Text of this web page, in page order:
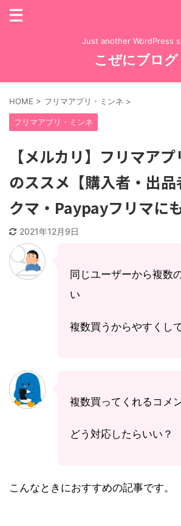
Just another WordPress
こぜにブログ
HOME > フリマアプリ・ミンネ >
フリマアプリ・ミンネ
【メルカリ】フリマア
のススメ【購入者・出
クマ・Paypayフリマに
2021年12月9日
同じユーザーから複数
い
複数買うからやすくし
複数買ってくれるコメ
どう対応したらいい？
こんなときにおすすめの記事です。